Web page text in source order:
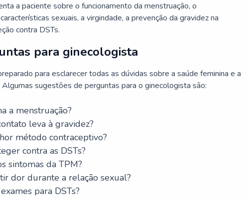
a paciente sobre o funcionamento da menstruação, o
sexuais, a virgindade, a prevenção da gravidez na
contra DSTs.
para ginecologista
para esclarecer todas as dúvidas sobre a saúde feminina e a
sugestões de perguntas para o ginecologista são:
a menstruação?
leva à gravidez?
método contraceptivo?
contra as DSTs?
sintomas da TPM?
dor durante a relação sexual?
para DSTs?